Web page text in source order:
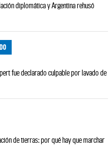
diplomática y Argentina rehusó
fue declarado culpable por lavado de
de tierras: por qué hay que marchar